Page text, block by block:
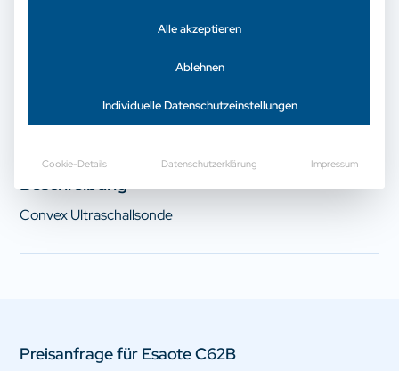
Jetzt Preis anfragen
Beschreibung
Convex Ultraschallsonde
Preisanfrage für Esaote C62B
Alle akzeptieren
Ablehnen
Individuelle Datenschutzeinstellungen
Cookie-Details Datenschutzerklärung Impressum